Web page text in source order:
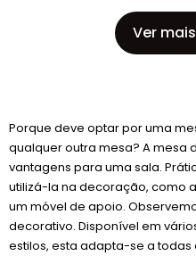
Ver
Porque deve optar por uma
qualquer outra mesa? A mesa
vantagens para uma sala.
utilizá-la na decoração, como
um móvel de apoio.
decorativo. Disponível em
estilos, esta adapta-se a